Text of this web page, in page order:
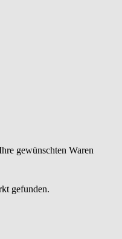
gewünschten Waren
gefunden.